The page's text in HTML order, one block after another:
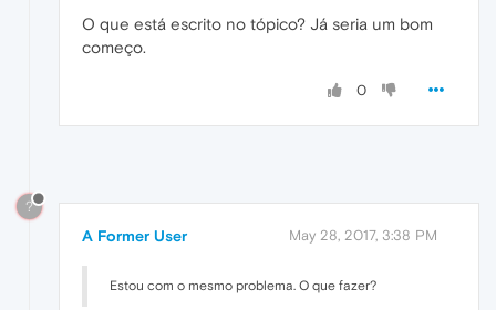
O que está escrito no tópico? Já seria um bom
começo.
0
?
A Former User May 28, 2017, 3:38 PM
Estou com o mesmo problema. O que fazer?